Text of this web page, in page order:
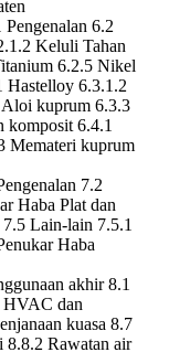
6.2
Keluli Tahan
6.2.5 Nikel
6.3.1.2
kuprum 6.3.3
6.4.1
Memateri kuprum
7.2
Haba Plat dan
Lain-lain 7.5.1
Haba
akhir 8.1
HVAC dan
kuasa 8.7
8.8.2 Rawatan air